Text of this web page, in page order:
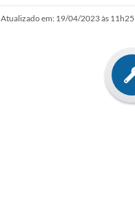
Atualizado em: 19/04/2023 às 11h25